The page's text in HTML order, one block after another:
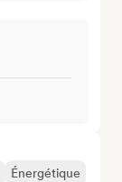
Énergétique